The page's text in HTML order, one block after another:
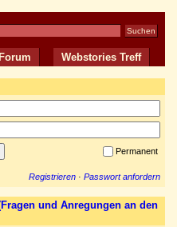
Forum Webstories Treff
Permanent
Registrieren · Passwort anfordern
und Anregungen an den